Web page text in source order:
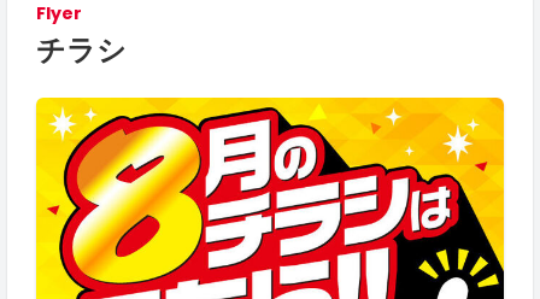
Flyer
チラシ